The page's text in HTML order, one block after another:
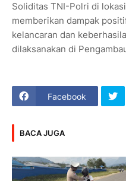
Soliditas TNI-Polri di
memberikan dampak
kelancaran dan
dilaksanakan di
Facebook
BACA JUGA